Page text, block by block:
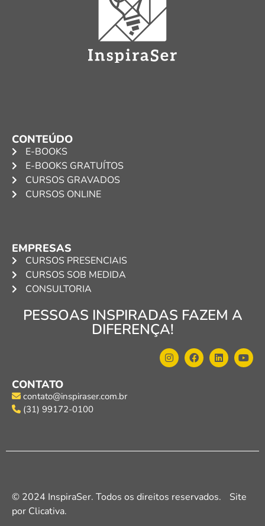
CONTEÚDO
E-BOOKS
E-BOOKS GRATUÍTOS
CURSOS GRAVADOS
CURSOS ONLINE
EMPRESAS
CURSOS PRESENCIAIS
CURSOS SOB MEDIDA
CONSULTORIA
PESSOAS INSPIRADAS FAZEM A
DIFERENÇA!
CONTATO
contato@inspiraser.com.br
(31) 99172-0100
© 2024 InspiraSer. Todos os direitos reservados. Site
por Clicativa.